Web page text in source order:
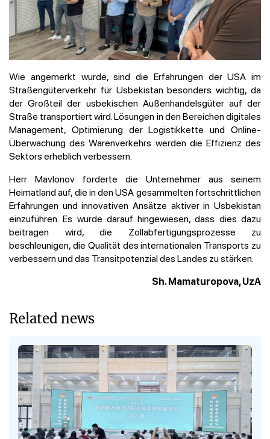
Wie angemerkt wurde, sind die Erfahrungen der USA im
Straßengüterverkehr für Usbekistan besonders wichtig, da
der Großteil der usbekischen Außenhandelsgüter auf der
Straße transportiert wird. Lösungen in den Bereichen digitales
Management, Optimierung der Logistikkette und Online-
Überwachung des Warenverkehrs werden die Effizienz des
Sektors erheblich verbessern.
Herr Mavlonov forderte die Unternehmer aus seinem
Heimatland auf, die in den USA gesammelten fortschrittlichen
Erfahrungen und innovativen Ansätze aktiver in Usbekistan
einzuführen. Es wurde darauf hingewiesen, dass dies dazu
beitragen wird, die Zollabfertigungsprozesse zu
beschleunigen, die Qualität des internationalen Transports zu
verbessern und das Transitpotenzial des Landes zu stärken.
Sh. Mamaturopova, UzA
Related news